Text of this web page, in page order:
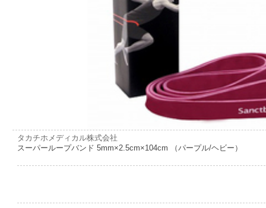
タカチホメディカル株式会社
スーパーループバンド 5mm×2.5cm×104cm （パープル/ヘビー）